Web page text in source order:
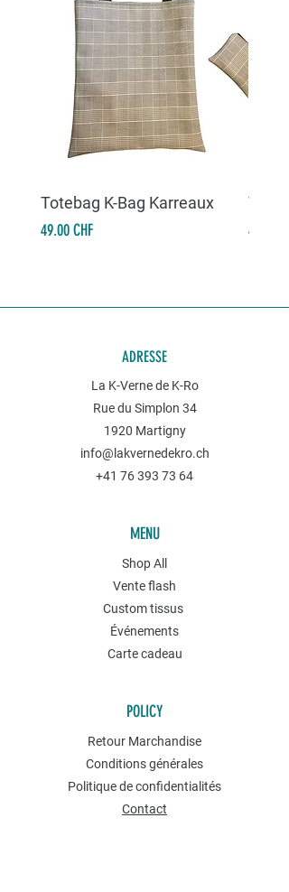
Totebag K-Bag Karreaux
Prix
49.00 CHF Prix
49.00
ADRESSE
La K-Verne de K-Ro
Rue du Simplon 34
1920 Martigny
info@lakvernedekro.ch
+41 76 393 73 64
MENU
Shop All
Vente flash
Custom tissus
Événements
Carte cadeau
POLICY
Retour Marchandise
Conditions générales
Politique de confidentialités
Contact